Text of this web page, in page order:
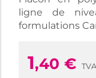
ligne de
formulations
1,40 €